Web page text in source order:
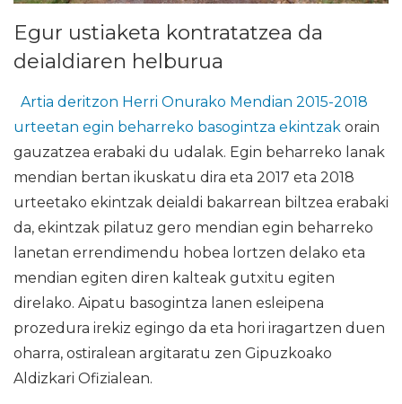
Egur ustiaketa kontratatzea da
deialdiaren helburua
Artia deritzon Herri Onurako Mendian 2015-2018
urteetan egin beharreko basogintza ekintzak orain
gauzatzea erabaki du udalak. Egin beharreko lanak
mendian bertan ikuskatu dira eta 2017 eta 2018
urteetako ekintzak deialdi bakarrean biltzea erabaki
da, ekintzak pilatuz gero mendian egin beharreko
lanetan errendimendu hobea lortzen delako eta
mendian egiten diren kalteak gutxitu egiten
direlako. Aipatu basogintza lanen esleipena
prozedura irekiz egingo da eta hori iragartzen duen
oharra, ostiralean argitaratu zen Gipuzkoako
Aldizkari Ofizialean.